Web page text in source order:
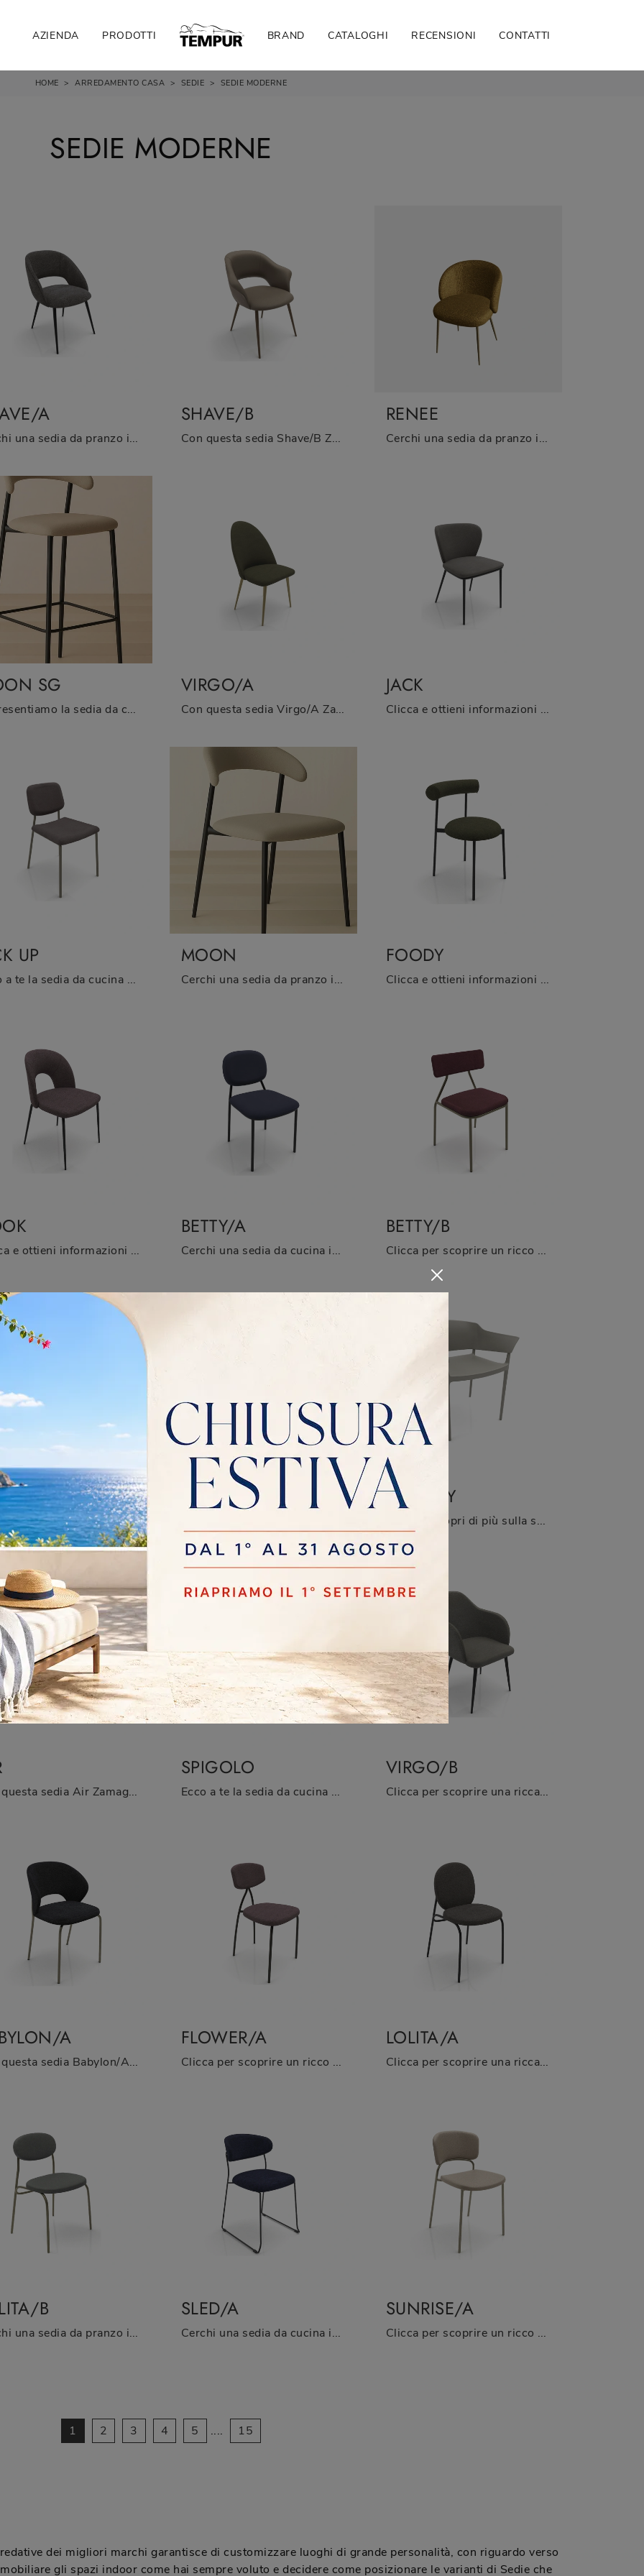
AZIENDA PRODOTTI BRAND CATALOGHI RECENSIONI CONTATTI
HOME > ARREDAMENTO CASA > SEDIE > SEDIE MODERNE
SEDIE MODERNE
A
Cerchi una sedia da pranzo in tessuto? Clicca e scopri il modello Shave/A di Zamagna per ultimare i tuoi locali ottimamente.
SHAVE/B
Con questa sedia Shave/B Zamagna in pelle, una delle nostre sedute fisse moderne, potrai completare i tuoi locali.
RENEE
Cerchi una sedia da pranzo in tessuto? Clicca e scopri il modello Renee di Zamagna per ultimare i tuoi spazi perfettamente.
SG
Ti presentiamo la sedia da cucina Moon SG per atmosfere moderne, tra le più belle Sedie sgabelli di Zamagna.
VIRGO/A
Con questa sedia Virgo/A Zamagna in tessuto, una delle nostre sedute fisse moderne, potrai arricchire i tuoi spazi.
JACK
Clicca e ottieni informazioni sulla seduta Jack di Zamagna in tessuto: le più originali Sedie fisse moderne ti attendono.
UP
Ecco a te la sedia da cucina Pick Up per ambientazioni moderne, tra le più esclusive Sedie fisse di Zamagna.
MOON
Cerchi una sedia da pranzo in tessuto? Clicca e scopri il modello Moon di Zamagna per completare i tuoi spazi al meglio.
FOODY
Clicca e ottieni informazioni sulla sedia Foody di Zamagna in tessuto: le più esclusive Sedie fisse moderne ti attendono.
Clicca e ottieni informazioni sulla seduta Cook di Zamagna in tessuto: le più originali Sedie fisse moderne ti aspettano.
BETTY/A
Cerchi una sedia da cucina in tessuto? Clicca e scopri il modello Betty/A di Zamagna per ultimare i tuoi locali al meglio.
BETTY/B
Clicca per scoprire un ricco catalogo di sedie fisse per stanze moderne: il modello Betty/B di Zamagna ti sta aspettando!
Con questa sedia Orange Zamagna in tessuto, una delle nostre sedute fisse moderne, potrai impreziosire i tuoi locali.
SHOOT SHAGGY
Clicca e scopri di più sulla sedia Shaggy di Zamagna in plastica: le più belle Sedie fisse moderne ti attendono.
Con questa sedia Air Zamagna in plastica, una delle nostre sedute fisse moderne, potrai impreziosire i tuoi spazi.
SPIGOLO
Ecco a te la sedia da cucina Spigolo per atmosfere moderne, tra le più belle Sedie fisse di Zamagna.
VIRGO/B
Clicca per scoprire una ricca gamma di sedie fisse per stanze moderne: il modello Virgo/B di Zamagna ti aspetta!
A
Con questa sedia Babylon/A Zamagna in tessuto, una tra le nostre sedute fisse moderne, potrai completare i tuoi locali.
FLOWER/A
Clicca per scoprire un ricco catalogo di sedie fisse per stanze moderne: il modello Flower/A di Zamagna ti attende!
LOLITA/A
Clicca per scoprire una ricca gamma di sedie fisse per stanze moderne: il modello Lolita/A di Zamagna ti attende!
B
Cerchi una sedia da pranzo in tessuto? Clicca e scopri il modello Lolita/B di Zamagna per completare i tuoi locali perfettamente.
SLED/A
Cerchi una sedia da cucina in tessuto? Clicca e scopri il modello Sled/A di Zamagna per ultimare i tuoi spazi alla perfezione.
SUNRISE/A
Clicca per scoprire un ricco catalogo di sedie fisse per stanze moderne: il modello Sunrise/A di Zamagna ti aspetta!
1 2 3 4 5 .... 15
dei migliori marchi garantisce di customizzare luoghi di grande personalità, con riguardo verso
gli spazi indoor come hai sempre voluto e decidere come posizionare le varianti di Sedie che